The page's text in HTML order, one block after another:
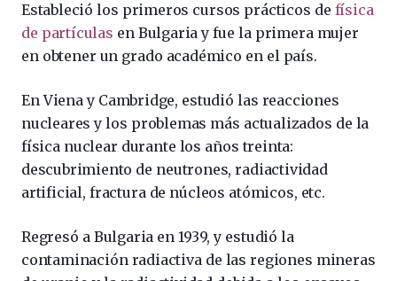
Estableció los primeros cursos prácticos de física
de partículas en Bulgaria y fue la primera mujer
en obtener un grado académico en el país.
En Viena y Cambridge, estudió las reacciones
nucleares y los problemas más actualizados de la
física nuclear durante los años treinta:
descubrimiento de neutrones, radiactividad
artificial, fractura de núcleos atómicos, etc.
Regresó a Bulgaria en 1939, y estudió la
contaminación radiactiva de las regiones mineras